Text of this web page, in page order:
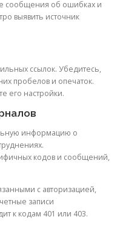
сообщения об ошибках и
выявить источник
ссылок. Убедитесь,
пробелов и опечаток.
его настройки.
информацию о
кодов и сообщений,
с авторизацией,
записи
к кодам 401 или 403.